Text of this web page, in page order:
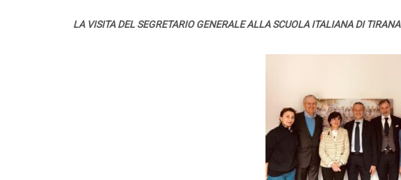
LA VISITA DEL SEGRETARIO GENERALE ALLA SCUOLA ITALIANA DI TIRANA